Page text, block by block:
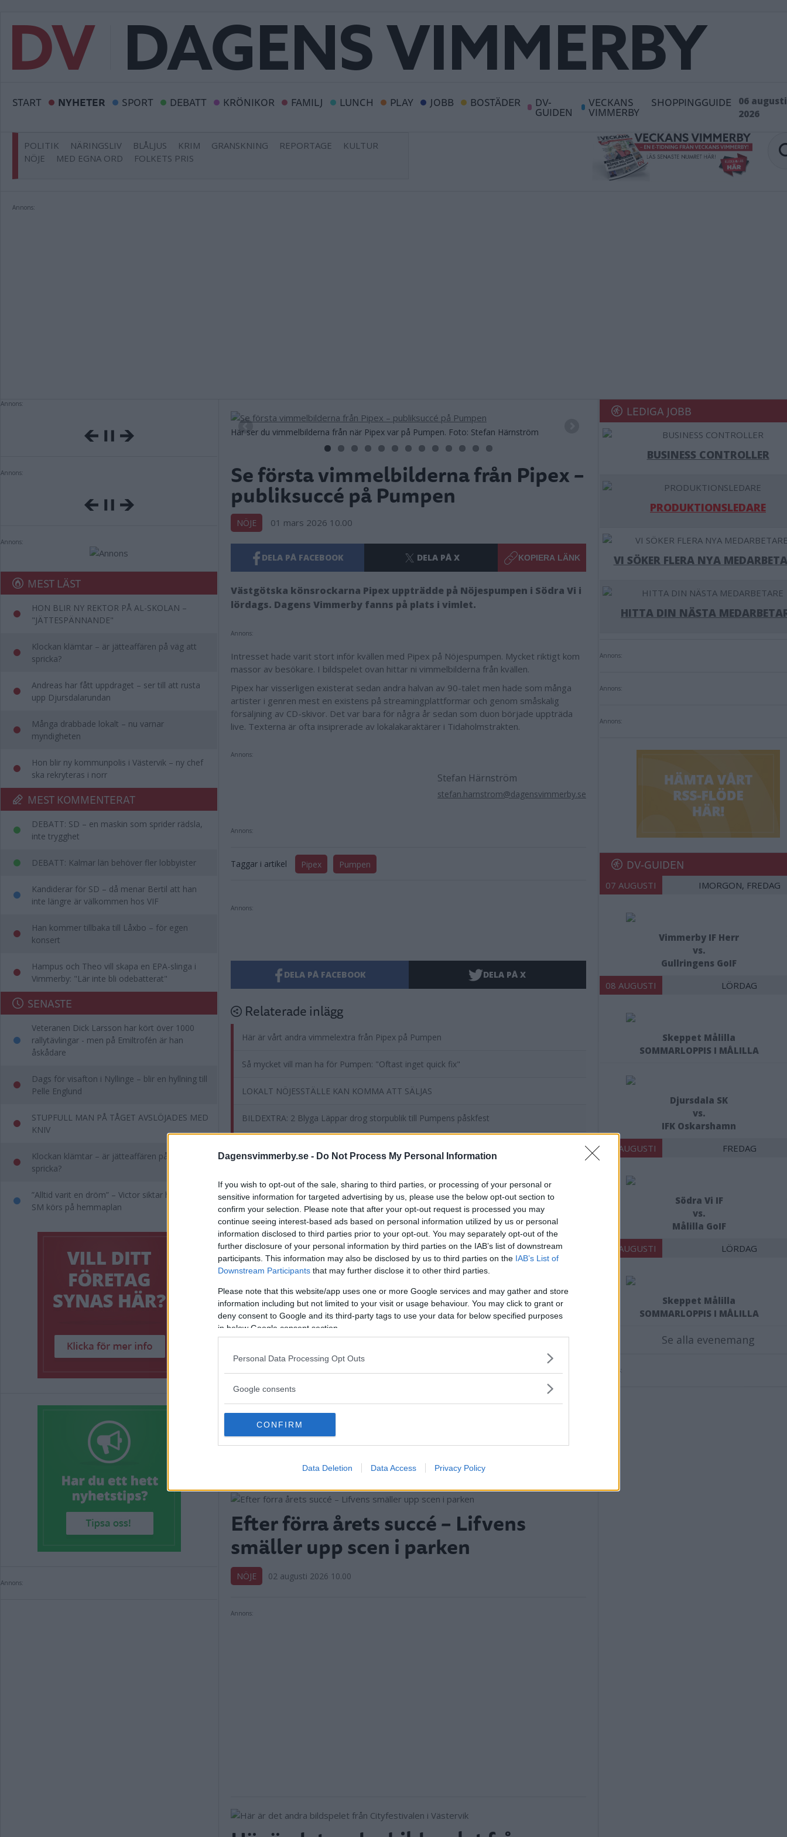
Dagensvimmerby.se - Do Not Process My Personal Information
If you wish to opt-out of the sale, sharing to third parties, or processing of your personal or
sensitive information for targeted advertising by us, please use the below opt-out section to
confirm your selection. Please note that after your opt-out request is processed you may
continue seeing interest-based ads based on personal information utilized by us or personal
information disclosed to third parties prior to your opt-out. You may separately opt-out of the
further disclosure of your personal information by third parties on the IAB’s list of downstream
participants. This information may also be disclosed by us to third parties on the IAB’s List of
Downstream Participants that may further disclose it to other third parties.
Please note that this website/app uses one or more Google services and may gather and store
information including but not limited to your visit or usage behaviour. You may click to grant or
deny consent to Google and its third-party tags to use your data for below specified purposes
in below Google consent section.
Personal Data Processing Opt Outs
Google consents
CONFIRM
Data Deletion Data Access Privacy Policy
START NYHETER SPORT DEBATT KRÖNIKOR FAMILJ LUNCH PLAY JOBB BOSTÄDER DV-
GUIDEN
VECKANS
VIMMERBY
SHOPPINGGUIDE
06 augusti
2026
POLITIK NÄRINGSLIV BLÅLJUS KRIM GRANSKNING REPORTAGE
KULTUR
NÖJE
MED EGNA ORD FOLKETS PRIS
Annons:
Annons:
Annons:
Annons:
MEST LÄST
HON BLIR NY REKTOR PÅ AL-SKOLAN –
"JÄTTESPÄNNANDE"
Klockan klämtar – är jätteaffären på väg att
spricka?
Andreas har fått uppdraget – ser till att rusta
upp Djursdalarundan
Många drabbade lokalt – nu varnar
myndigheten
Hon blir ny kommunpolis i Västervik – ny chef
ska rekryteras i norr
MEST KOMMENTERAT
DEBATT: SD – en maskin som sprider rädsla,
inte trygghet
DEBATT: Kalmar län behöver fler lobbyister
Kandiderar för SD – då menar Bertil att han
inte längre är välkommen hos VIF
Han kommer tillbaka till Låxbo – för egen
konsert
Hampus och Theo vill skapa en EPA-slinga i
Vimmerby: "Lär inte bli odebatterat"
SENASTE
Veteranen Dick Larsson har kört över 1000
rallytävlingar - men på Emiltrofén är han
åskådare
Dags för visafton i Nyllinge – blir en hyllning till
Pelle Englund
STUPFULL MAN PÅ TÅGET AVSLÖJADES MED
KNIV
Klockan klämtar – är jätteaffären på väg att
spricka?
”Alltid varit en dröm” – Victor siktar högt när
SM körs på hemmaplan
Annons:
Här ser du vimmelbilderna från när Pipex var på Pumpen. Foto: Stefan Härnström
Se första vimmelbilderna från Pipex –
publiksuccé på Pumpen
NÖJE 01 mars 2026 10.00
DELA PÅ FACEBOOK DELA PÅ X KOPIERA LÄNK
Västgötska könsrockarna Pipex uppträdde på Nöjespumpen i Södra Vi i
lördags. Dagens Vimmerby fanns på plats i vimlet.
Annons:
Intresset hade varit stort inför kvällen med Pipex på Nöjespumpen. Mycket riktigt kom
massor av besökare. I bildspelet ovan hittar ni vimmelbilderna från kvällen.
Pipex har visserligen existerat sedan andra halvan av 90-talet men hade som många
artister i genren mest en existens på streamingplattformar och genom småskalig
försäljning av CD-skivor. Det var bara för några år sedan som duon började uppträda
live. Texterna är ofta insiprerade av lokalakaraktärer i Tidaholmstrakten.
Annons:
Stefan Härnström
stefan.harnstrom@dagensvimmerby.se
Annons:
Taggar i artikel Pipex Pumpen
Annons:
DELA PÅ FACEBOOK DELA PÅ X
Relaterade inlägg
Här är vårt andra vimmelextra från Pipex på Pumpen
Så mycket vill man ha för Pumpen: "Oftast inget quick fix"
LOKALT NÖJESSTÄLLE KAN KOMMA ATT SÄLJAS
BILDEXTRA: 2 Blyga Läppar drog storpublik till Pumpens påskfest
Kommentarerna nedan omfattas inte av utgivningsbeviset för www.dagensvimmerby.se.
Efter förra årets succé – Lifvens
smäller upp scen i parken
NÖJE 02 augusti 2026 10.00
Annons:
LEDIGA JOBB
BUSINESS CONTROLLER
PRODUKTIONSLEDARE
VI SÖKER FLERA NYA
HITTA DIN NÄSTA
Annons:
Annons:
Annons:
DV-GUIDEN
07 AUGUSTI IMORGON, FREDAG
Vimmerby IF Herr
vs.
Gullringens GoIF
08 AUGUSTI LÖRDAG
Skeppet Målilla
SOMMARLOPPIS I MÅLILLA
Djursdala SK
vs.
IFK Oskarshamn
14 AUGUSTI FREDAG
Södra Vi IF
vs.
Målilla GoIF
15 AUGUSTI LÖRDAG
Skeppet Målilla
SOMMARLOPPIS I MÅLILLA
Se alla evenemang
Annons: